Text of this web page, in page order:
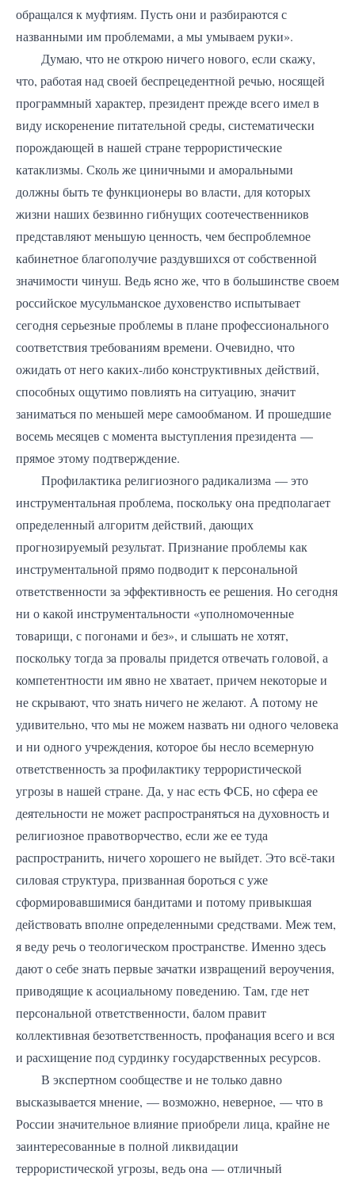
обращался к муфтиям. Пусть они и разбираются с
названными им проблемами, а мы умываем руки».
Думаю, что не открою ничего нового, если скажу,
что, работая над своей беспрецедентной речью, носящей
программный характер, президент прежде всего имел в
виду искоренение питательной среды, систематически
порождающей в нашей стране террористические
катаклизмы. Сколь же циничными и аморальными
должны быть те функционеры во власти, для которых
жизни наших безвинно гибнущих соотечественников
представляют меньшую ценность, чем беспроблемное
кабинетное благополучие раздувшихся от собственной
значимости чинуш. Ведь ясно же, что в большинстве своем
российское мусульманское духовенство испытывает
сегодня серьезные проблемы в плане профессионального
соответствия требованиям времени. Очевидно, что
ожидать от него каких-либо конструктивных действий,
способных ощутимо повлиять на ситуацию, значит
заниматься по меньшей мере самообманом. И прошедшие
восемь месяцев с момента выступления президента —
прямое этому подтверждение.
Профилактика религиозного радикализма — это
инструментальная проблема, поскольку она предполагает
определенный алгоритм действий, дающих
прогнозируемый результат. Признание проблемы как
инструментальной прямо подводит к персональной
ответственности за эффективность ее решения. Но сегодня
ни о какой инструментальности «уполномоченные
товарищи, с погонами и без», и слышать не хотят,
поскольку тогда за провалы придется отвечать головой, а
компетентности им явно не хватает, причем некоторые и
не скрывают, что знать ничего не желают. А потому не
удивительно, что мы не можем назвать ни одного человека
и ни одного учреждения, которое бы несло всемерную
ответственность за профилактику террористической
угрозы в нашей стране. Да, у нас есть ФСБ, но сфера ее
деятельности не может распространяться на духовность и
религиозное правотворчество, если же ее туда
распространить, ничего хорошего не выйдет. Это всё-таки
силовая структура, призванная бороться с уже
сформировавшимися бандитами и потому привыкшая
действовать вполне определенными средствами. Меж тем,
я веду речь о теологическом пространстве. Именно здесь
дают о себе знать первые зачатки извращений вероучения,
приводящие к асоциальному поведению. Там, где нет
персональной ответственности, балом правит
коллективная безответственность, профанация всего и вся
и расхищение под сурдинку государственных ресурсов.
В экспертном сообществе и не только давно
высказывается мнение, — возможно, неверное, — что в
России значительное влияние приобрели лица, крайне не
заинтересованные в полной ликвидации
террористической угрозы, ведь она — отличный